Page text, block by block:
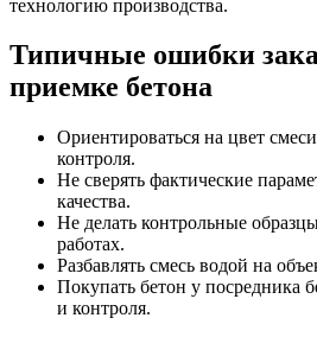
технологию производства.
Типичные ошибки
приемке бетона
Ориентироваться на цвет
контроля.
Не сверять фактические
качества.
Не делать контрольные
работах.
Разбавлять смесь водой на
Покупать бетон у посредника
и контроля.